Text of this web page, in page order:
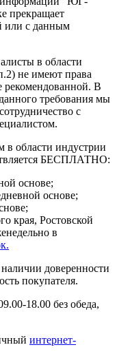
прекращает
или с данным
в области
не имеют права
рекомендованной. В
требования мы
с
в области индустрии
БЕСПЛАТНО:
основе;
основе;
края, Ростовской
в
доверенности
покупателя.
18.00 без обеда,
интернет-